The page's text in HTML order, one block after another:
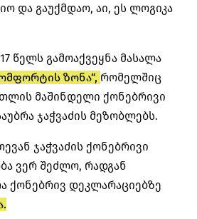
და გაუქმდაო, აი, ეს ლოგიკა
წელს გამოაქვეყნა მასალა
ზონა“, რომელშიც
მაშინდელი ქონებრივი
ჯაჭვაძის მეზობლებს.
ჯაჭვაძის ქონებრივი
ვერ შეძლო, რადგან
ქონებრივ დეკლარაციებზე